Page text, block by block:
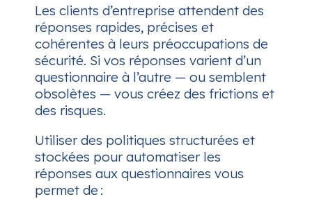
Les clients d’entreprise attendent des
réponses rapides, précises et
cohérentes à leurs préoccupations de
sécurité. Si vos réponses varient d’un
questionnaire à l’autre — ou semblent
obsolètes — vous créez des frictions et
des risques.
Utiliser des politiques structurées et
stockées pour automatiser les
réponses aux questionnaires vous
permet de :